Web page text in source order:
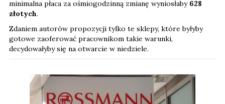
minimalna płaca za ośmiogodzinną zmianę wyniosłaby 628
złotych.
Zdaniem autorów propozycji tylko te sklepy, które byłyby
gotowe zaoferować pracownikom takie warunki,
decydowałyby się na otwarcie w niedziele.